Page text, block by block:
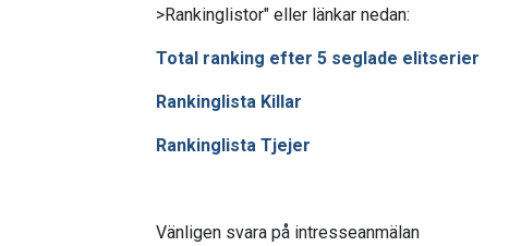
>Rankinglistor" eller länkar nedan:
Total ranking efter 5 seglade elitserier
Rankinglista Killar
Rankinglista Tjejer
Vänligen svara på intresseanmälan